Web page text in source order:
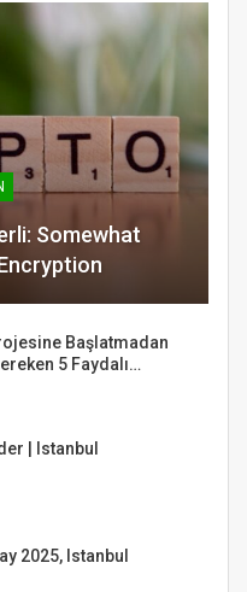
Somewhat
Başlatmadan
5 Faydalı…
| Istanbul
2025, Istanbul